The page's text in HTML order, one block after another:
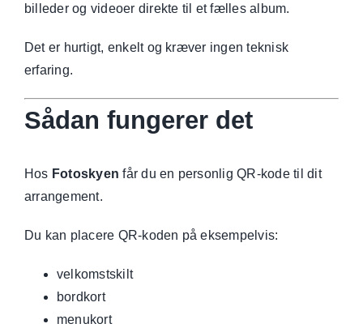
billeder og videoer direkte til et fælles album.
Det er hurtigt, enkelt og kræver ingen teknisk
erfaring.
Sådan fungerer det
Hos Fotoskyen får du en personlig QR-kode til dit
arrangement.
Du kan placere QR-koden på eksempelvis:
velkomstskilt
bordkort
menukort